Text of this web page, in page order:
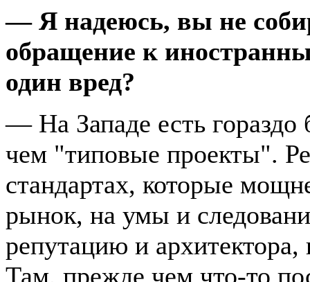
— Я надеюсь, вы не
обращение к
один вред?
— На Западе есть
чем "типовые проекты".
стандартах, которые
рынок, на умы и
репутацию и
Там, прежде чем что-то